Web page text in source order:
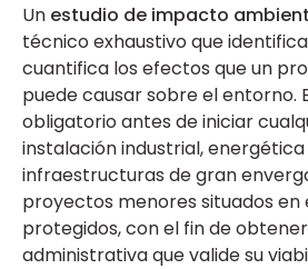
Un estudio de impacto
técnico exhaustivo que
cuantifica los efectos que un
puede causar sobre el entorno.
obligatorio antes de iniciar
instalación industrial,
infraestructuras de gran
proyectos menores situados en
protegidos, con el fin de
administrativa que valide su